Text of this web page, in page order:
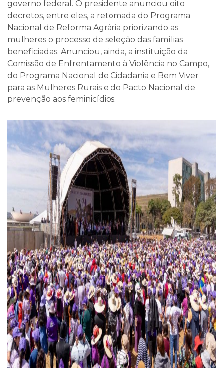
governo federal. O presidente anunciou oito
decretos, entre eles, a retomada do Programa
Nacional de Reforma Agrária priorizando as
mulheres o processo de seleção das famílias
beneficiadas. Anunciou, ainda, a instituição da
Comissão de Enfrentamento à Violência no Campo,
do Programa Nacional de Cidadania e Bem Viver
para as Mulheres Rurais e do Pacto Nacional de
prevenção aos feminicídios.